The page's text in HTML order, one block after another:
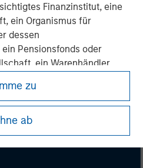
Finanzinstitut, eine
ein Organismus für
dessen
Pensionsfonds oder
ein Warenhändler
in jedem Fall für die Tätigkeit
sein oder
b) ein Großunternehmen,
Unternehmensbasis erfüllt: (i)
zu
ab